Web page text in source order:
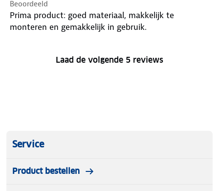
Beoordeeld
Prima product: goed materiaal, makkelijk te
monteren en gemakkelijk in gebruik.
Laad de volgende 5 reviews
Service
Product bestellen